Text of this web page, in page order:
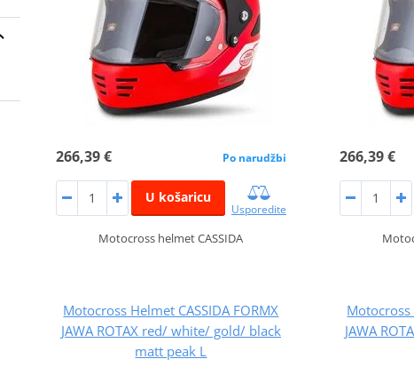
266,39 € Po narudžbi
U košaricu
Usporedite
Motocross helmet CASSIDA
266,39 €
Motocross Helmet CASSIDA FORMX
JAWA ROTAX red/ white/ gold/ black
matt peak L
Motocross
JAWA